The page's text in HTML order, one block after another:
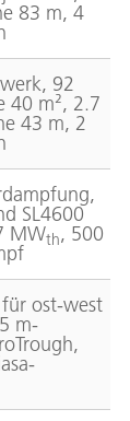
83 m, 4
92
40 m², 2.7
43 m, 2
SL4600
MWth, 500
ost-west
m-